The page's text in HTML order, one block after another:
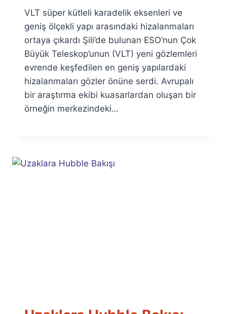
Fuat
Özyar
VLT süper kütleli karadelik eksenleri ve
geniş ölçekli yapı arasındaki hizalanmaları
ortaya çıkardı Şili’de bulunan ESO’nun Çok
Büyük Teleskop’unun (VLT) yeni gözlemleri
evrende keşfedilen en geniş yapılardaki
hizalanmaları gözler önüne serdi. Avrupalı
bir araştırma ekibi kuasarlardan oluşan bir
örneğin merkezindeki…